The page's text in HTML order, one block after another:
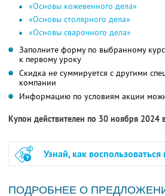
«Основы кожевенного дела»
«Основы столярного дела»
«Основы сварочного дела»
Заполните форму по выбранному
к первому уроку
Скидка не суммируется с другими
компании
Информацию по условиям акции
Купон действителен по 30 ноября 2024
Узнай, как
ПОДРОБНЕЕ О